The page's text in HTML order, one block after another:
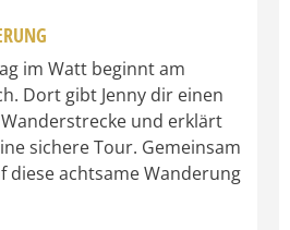
im Watt beginnt am
Dort gibt Jenny dir einen
und erklärt
sichere Tour. Gemeinsam
diese achtsame Wanderung